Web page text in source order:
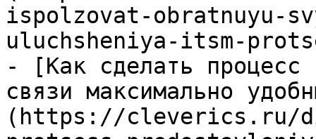
ispolzovat-obratnuyu-
uluchsheniya-itsm-
- [Как сделать процесс
связи максимально
(https://cleverics.ru/